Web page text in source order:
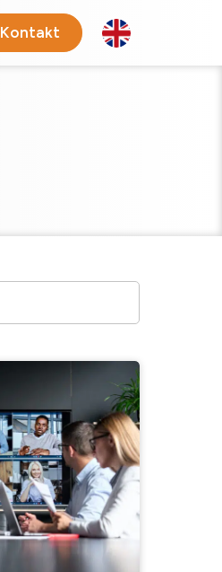
Kontakt